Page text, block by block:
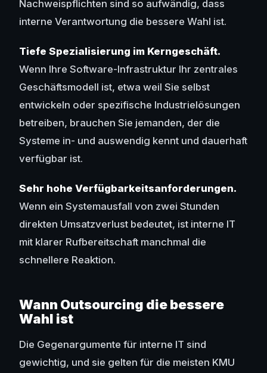
Nachweispflichten sind so aufwändig, dass
interne Verantwortung die bessere Wahl ist.
Tiefe Spezialisierung im Kerngeschäft.
Wenn Ihre Software-Infrastruktur Ihr zentrales
Geschäftsmodell ist, etwa weil Sie selbst
entwickeln oder spezifische Industrielösungen
betreiben, brauchen Sie jemanden, der die
Systeme in- und auswendig kennt und dauerhaft
verfügbar ist.
Sehr hohe Verfügbarkeitsanforderungen.
Wenn ein Systemausfall von zwei Stunden
direkten Umsatzverlust bedeutet, ist interne IT
mit klarer Rufbereitschaft manchmal die
schnellere Reaktion.
Wann Outsourcing die bessere
Wahl ist
Die Gegenargumente für interne IT sind
gewichtig, und sie gelten für die meisten KMU